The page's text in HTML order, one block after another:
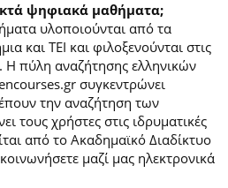
ψηφιακά μαθήματα;
υλοποιούνται από τα
και ΤΕΙ και φιλοξενούνται στις
H πύλη αναζήτησης ελληνικών
συγκεντρώνει
την αναζήτηση των
τους χρήστες στις ιδρυματικές
από το Ακαδημαϊκό Διαδίκτυο
μαζί μας ηλεκτρονικά